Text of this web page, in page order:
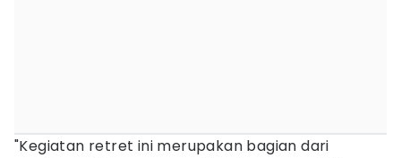
"Kegiatan retret ini merupakan bagian dari